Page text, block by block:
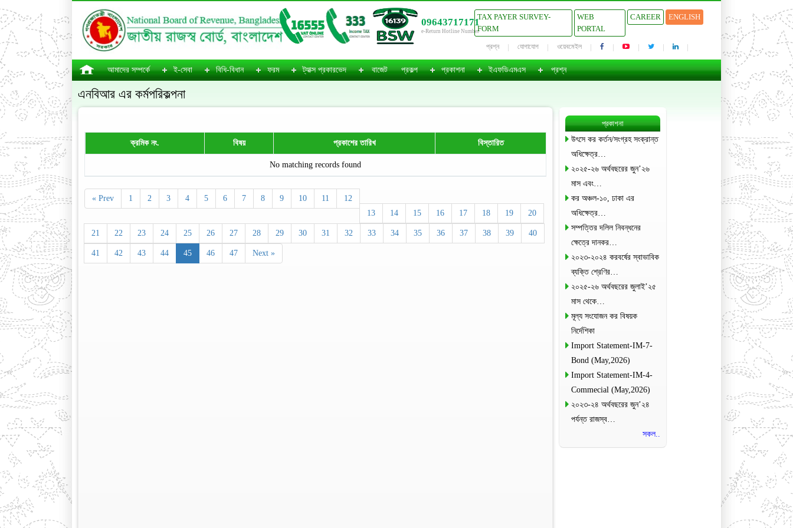
09643717171
e-Return Hotline Number
TAX PAYER SURVEY-
FORM
WEB
PORTAL
CAREER ENGLISH
প্রশ্ন যোগাযোগ ওয়েবমেইল
আমাদের সম্পর্কে ই-সেবা বিধি-বিধান ফরম ট্যাক্স প্রকারভেদ বাজেট প্রকল্প প্রকাশনা ইএফডিএমএস প্রশ্ন
এনবিআর এর কর্মপরিকল্পনা
ক্রমিক নং. বিষয় প্রকাশের তারিখ বিস্তারিত
No matching records found
« Prev 1 2 3 4 5 6 7 8 9 10 11
12
13
14 15 16 17 18 19 20
21 22 23 24 25 26 27 28 29 30 31 32 33 34 35 36 37 38 39 40
41 42 43 44 45 46 47 Next »
প্রকাশনা
উৎসে কর কর্তন/সংগ্রহ সংক্রান্ত
অধিক্ষেত্র…
২০২৫-২৬ অর্থবছরের জুন’২৬
মাস এবং…
কর অঞ্চল-১০, ঢাকা এর
অধিক্ষেত্র…
সম্পত্তির দলিল নিবন্ধনের
ক্ষেত্রে দানকর…
২০২৩-২০২৪ করবর্ষের স্বাভাবিক
ব্যক্তি শ্রেণির…
২০২৫-২৬ অর্থবছরের জুলাই’২৫
মাস থেকে…
মূল্য সংযোজন কর বিষয়ক
নির্দেশিকা
Import Statement-IM-7-
Bond (May,2026)
Import Statement-IM-4-
Commecial (May,2026)
২০২৩-২৪ অর্থবছরের জুন’২৪
পর্যন্ত রাজস্ব…
সকল..